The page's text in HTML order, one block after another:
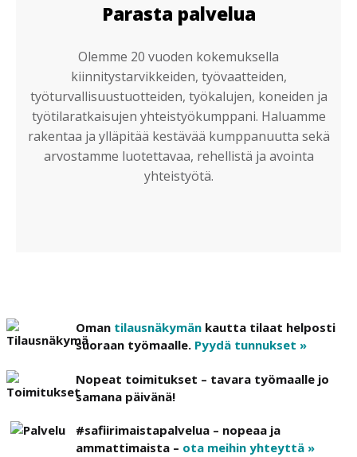
Parasta palvelua
Olemme 20 vuoden kokemuksella
kiinnitystarvikkeiden, työvaatteiden,
työturvallisuustuotteiden, työkalujen, koneiden ja
työtilaratkaisujen yhteistyökumppani. Haluamme
rakentaa ja ylläpitää kestävää kumppanuutta sekä
arvostamme luotettavaa, rehellistä ja avointa
yhteistyötä.
Oman tilausnäkymän kautta tilaat helposti
suoraan työmaalle. Pyydä tunnukset »
Nopeat toimitukset – tavara työmaalle jo
samana päivänä!
#safiirimaistapalvelua – nopeaa ja
ammattimaista – ota meihin yhteyttä »